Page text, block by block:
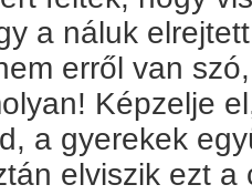
a náluk
erről van
Képzelje
a gyerekek
elviszik ezt